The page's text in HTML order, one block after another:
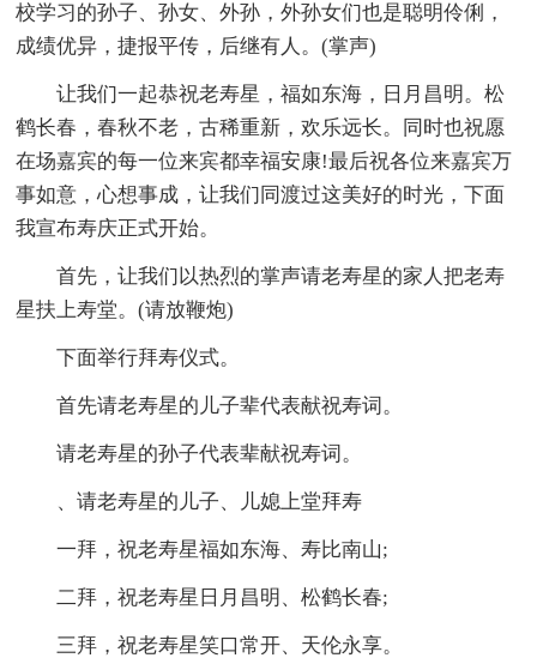
校学习的孙子、孙女、外孙，外孙女们也是聪明伶俐，
成绩优异，捷报平传，后继有人。(掌声)
让我们一起恭祝老寿星，福如东海，日月昌明。松
鹤长春，春秋不老，古稀重新，欢乐远长。同时也祝愿
在场嘉宾的每一位来宾都幸福安康!最后祝各位来嘉宾万
事如意，心想事成，让我们同渡过这美好的时光，下面
我宣布寿庆正式开始。
首先，让我们以热烈的掌声请老寿星的家人把老寿
星扶上寿堂。(请放鞭炮)
下面举行拜寿仪式。
首先请老寿星的儿子辈代表献祝寿词。
请老寿星的孙子代表辈献祝寿词。
、请老寿星的儿子、儿媳上堂拜寿
一拜，祝老寿星福如东海、寿比南山;
二拜，祝老寿星日月昌明、松鹤长春;
三拜，祝老寿星笑口常开、天伦永享。